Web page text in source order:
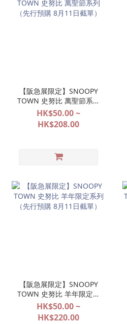
【阪急展限定】SNOOPY
TOWN 史努比 萬聖節系列
（先行預購 8月11日截
單）
HK$50.00 ~
HK$208.00
【阪急展限定】SNOOPY
TOWN 史努比 羊年限定系
列（先行預購 8月11日截
單）
HK$50.00 ~
HK$220.00